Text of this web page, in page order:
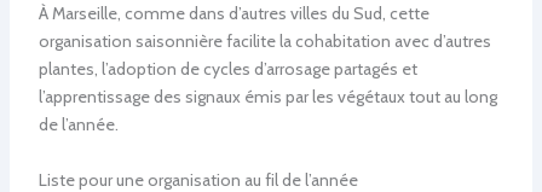
À Marseille, comme dans d’autres villes du Sud, cette
organisation saisonnière facilite la cohabitation avec d’autres
plantes, l’adoption de cycles d’arrosage partagés et
l’apprentissage des signaux émis par les végétaux tout au long
de l’année.
Liste pour une organisation au fil de l’année